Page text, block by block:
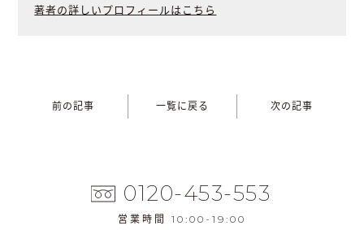
著者の詳しいプロフィールはこちら
前の記事 一覧に戻る 次の記事
0120-453-553
営業時間 10:00-19:00